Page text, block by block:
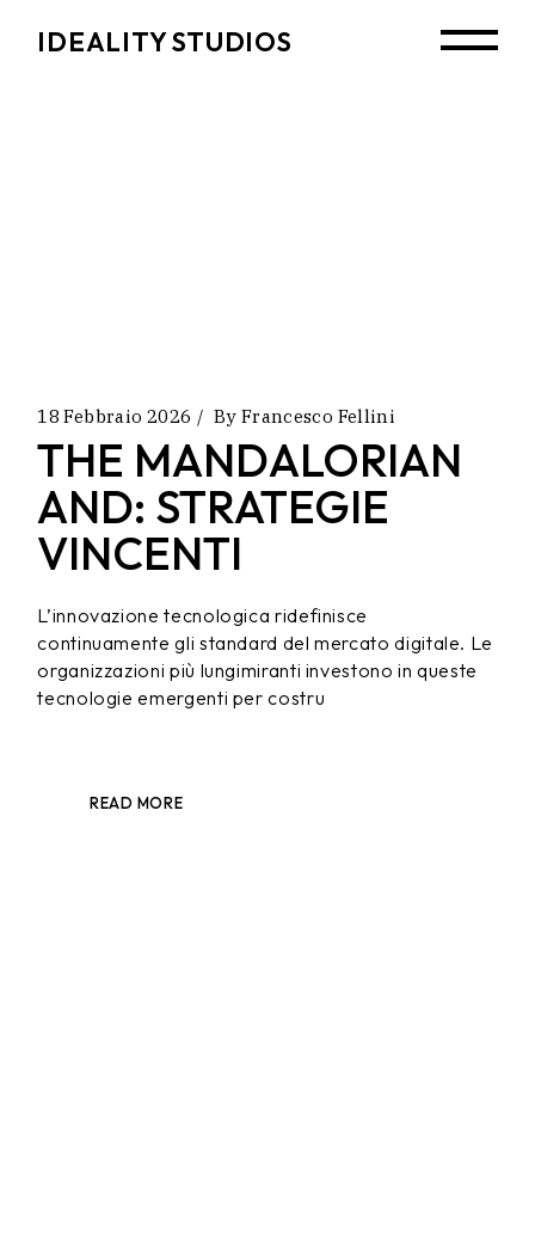
IDEALITY STUDIOS
18 Febbraio 2026 By Francesco Fellini
THE MANDALORIAN
AND: STRATEGIE
VINCENTI
L’innovazione tecnologica ridefinisce
continuamente gli standard del mercato digitale. Le
organizzazioni più lungimiranti investono in queste
tecnologie emergenti per costru
READ MORE